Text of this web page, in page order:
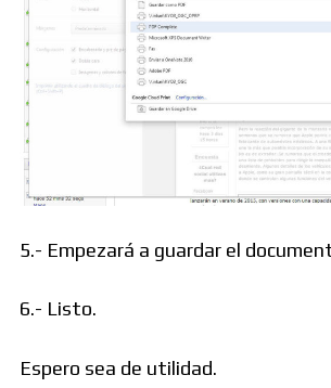
5.- Empezará a guardar el
6.- Listo.
Espero sea de utilidad.